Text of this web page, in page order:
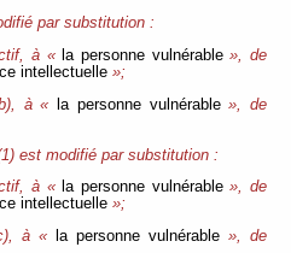
par substitution :
à «la personne vulnérable», de
intellectuelle»;
à « la personne vulnérable», de
est modifié par substitution :
à «la personne vulnérable», de
intellectuelle»;
à «la personne vulnérable », de